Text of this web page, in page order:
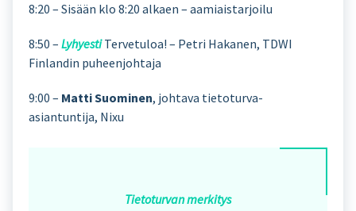
8:20 – Sisään klo 8:20 alkaen – aamiaistarjoilu
8:50 – LyhyestiTervetuloa! – Petri Hakanen, TDWI
Finlandin puheenjohtaja
9:00 – Matti Suominen, johtava tietoturva-
asiantuntija, Nixu
Tietoturvan merkitys